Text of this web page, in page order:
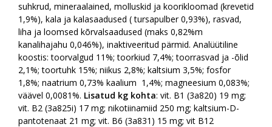
suhkrud, mineraalained, molluskid ja koorikloomad (krevetid
1,9%), kala ja kalasaadused ( tursapulber 0,93%), rasvad,
liha ja loomsed kõrvalsaadused (maks 0,82%m
kanalihajahu 0,046%), inaktiveeritud pärmid. Analüütiline
koostis: toorvalgud 11%; toorkiud 7,4%; toorrasvad ja -õlid
2,1%; toortuhk 15%; niikus 2,8%; kaltsium 3,5%; fosfor
1,8%; naatrium 0,73% kaalium 1,4%; magneesium 0,083%;
väävel 0,0081%. Lisatud kg kohta: vit. B1 (3a820) 19 mg;
vit. B2 (3a825i) 17 mg; nikotiinamiid 250 mg; kaltsium-D-
pantotenaat 21 mg; vit. B6 (3a831) 15 mg; vit B12